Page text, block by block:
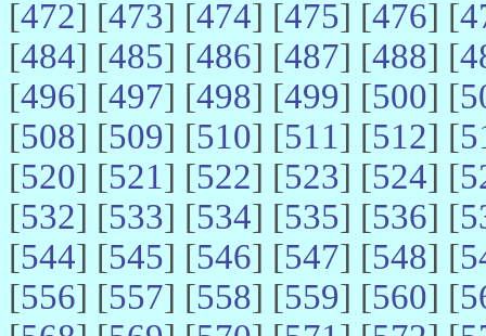
[472] [473] [474] [475] [476] [
[484] [485] [486] [487] [488] [
[496] [497] [498] [499] [500] [
[508] [509] [510] [511] [512] [
[520] [521] [522] [523] [524] [
[532] [533] [534] [535] [536] [
[544] [545] [546] [547] [548] [
[556] [557] [558] [559] [560] [